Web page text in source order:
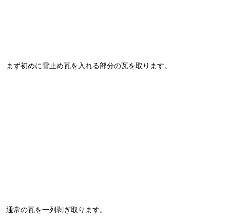
まず初めに雪止め瓦を入れる部分の瓦を取ります。
通常の瓦を一列剥ぎ取ります。